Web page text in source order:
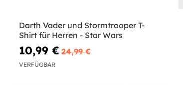
Darth Vader und Stormtrooper T-
Shirt für Herren - Star Wars
10,99 € 24,99 €
VERFÜGBAR